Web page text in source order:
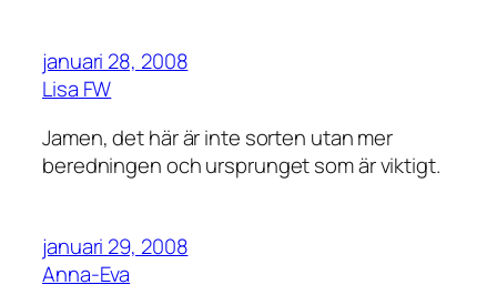
januari 28, 2008
Lisa FW
Jamen, det här är inte sorten utan mer
beredningen och ursprunget som är viktigt.
januari 29, 2008
Anna-Eva